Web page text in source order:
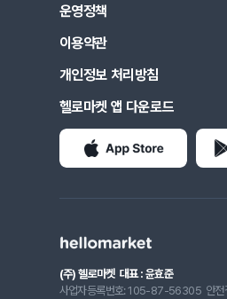
운영정책
이용약관
개인정보 처리방침
헬로마켓 앱 다운로드
(주) 헬로마켓 대표 : 윤효준
사업자등록번호: 105-87-56305 안